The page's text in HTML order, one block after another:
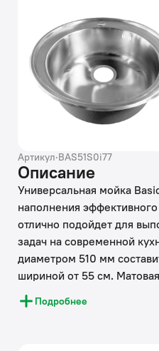
Артикул·BAS51S0i77
Описание
Универсальная мойка
наполнения
отлично подойдет для
задач на современной
диаметром 510 мм
шириной от 55 см.
мойки Basic гармонирует
утварью и аксессуарами.
Подробнее